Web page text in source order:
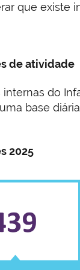
que existe
de atividade
internas do
base
2025